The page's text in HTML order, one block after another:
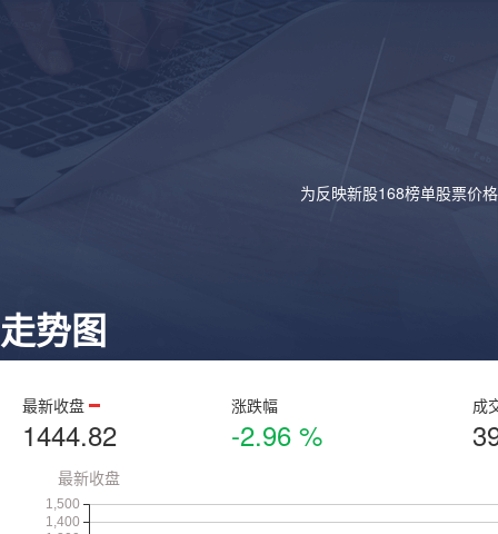
为反映新股168榜单股票价
走势图
最新收盘
1444.82
涨跌幅
-2.96 %
成